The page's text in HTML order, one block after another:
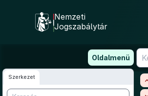
tartalomra
Nemzeti
Jogszabálytár
Oldalmenü
Szerkezet